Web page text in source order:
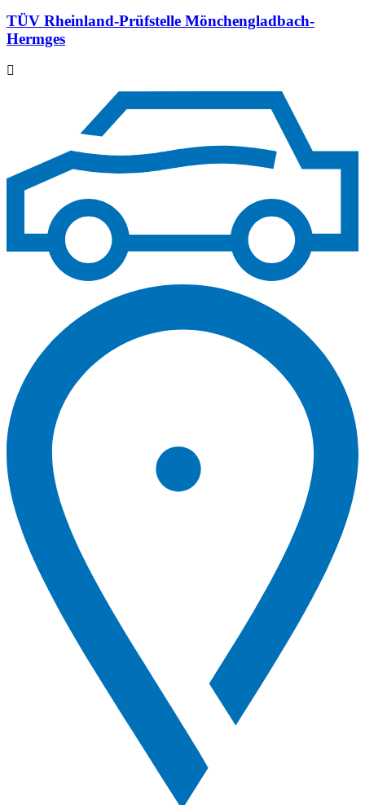
TÜV Rheinland-Prüfstelle Mönchengladbach-
Hermges